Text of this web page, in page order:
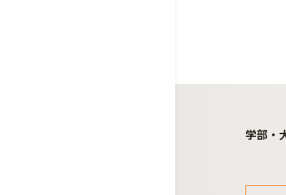
学部・